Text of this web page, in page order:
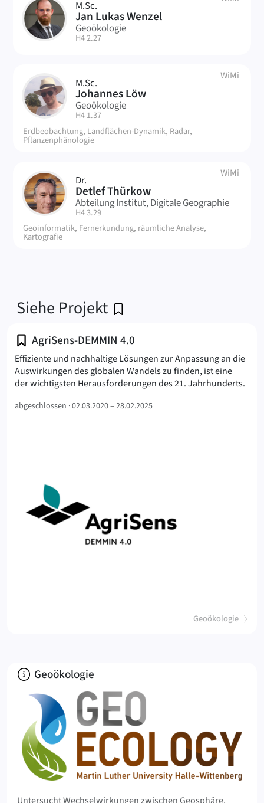
JW M.Sc.
Jan Lukas Wenzel
Geoökologie
| Raum:
H4 2.27
JL M.Sc.
Johannes Löw
WiMi
Geoökologie
| Raum:
H4 1.37
Erdbeobachtung, Landflächen-Dynamik, Radar,
Pflanzenphänologie
DT Dr.
Detlef Thürkow
WiMi
Abteilung Institut, Digitale Geographie
| Raum:
H4 3.29
Geoinformatik, Fernerkundung, räumliche Analyse,
Kartografie
Siehe Projekt
AgriSens-DEMMIN 4.0
(Geoökologie)
Effiziente und nachhaltige Lösungen zur Anpassung an die
Auswirkungen des globalen Wandels zu finden, ist eine
der wichtigsten Herausforderungen des 21. Jahrhunderts.
abgeschlossen ·02.03.2020 – 28.02.2025
Über
Geoökologie